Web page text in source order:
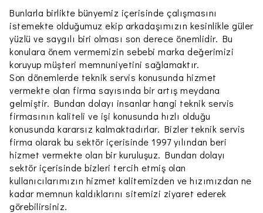
Bunlarla birlikte bünyemiz içerisinde çalışmasını
istemekte olduğumuz ekip arkadaşımızın kesinlikle güler
yüzlü ve saygılı biri olması son derece önemlidir. Bu
konulara önem vermemizin sebebi marka değerimizi
koruyup müşteri memnuniyetini sağlamaktır.
Son dönemlerde teknik servis konusunda hizmet
vermekte olan firma sayısında bir artış meydana
gelmiştir. Bundan dolayı insanlar hangi teknik servis
firmasının kaliteli ve işi konusunda hızlı olduğu
konusunda kararsız kalmaktadırlar. Bizler teknik servis
firma olarak bu sektör içerisinde 1997 yılından beri
hizmet vermekte olan bir kuruluşuz. Bundan dolayı
sektör içerisinde bizleri tercih etmiş olan
kullanıcılarımızın hizmet kalitemizden ve hızımızdan ne
kadar memnun kaldıklarını sitemizi ziyaret ederek
görebilirsiniz.